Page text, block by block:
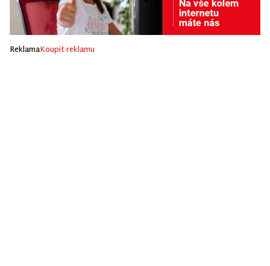
ReklamaKoupit reklamu